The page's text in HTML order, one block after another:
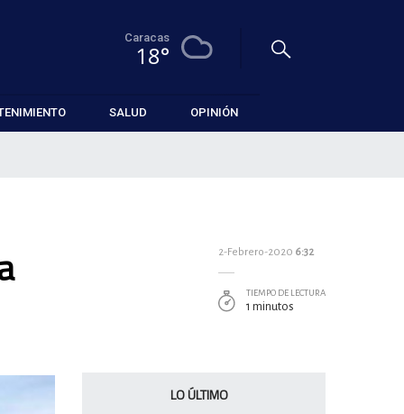
Caracas
18°
SALUD OPINIÓN
2-Febrero-2020 6:32
TIEMPO DE LECTURA
1 minutos
LO ÚLTIMO